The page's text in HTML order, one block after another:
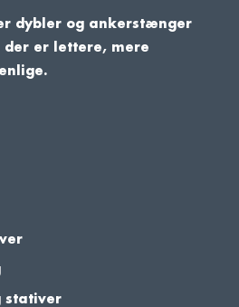
dybler og ankerstænger
er lettere, mere
stativer